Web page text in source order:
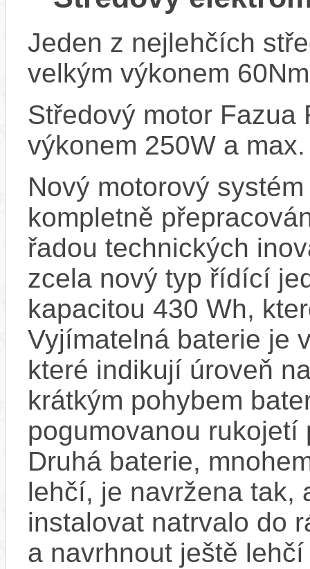
Jeden z nejlehčích
velkým výkonem
Středový motor Fazua
výkonem 250W a
Nový motorový
kompletně
řadou technických
zcela nový typ řídící
kapacitou 430 Wh,
Vyjímatelná baterie je
které indikují úroveň
krátkým pohybem
pogumovanou
Druhá baterie,
lehčí, je navržena tak,
instalovat natrvalo do
a navrhnout ještě